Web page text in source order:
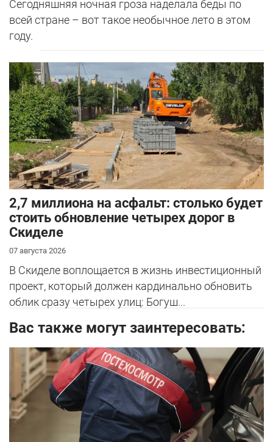
Сегодняшняя ночная гроза наделала беды по
всей стране – вот такое необычное лето в этом
году.
2,7 миллиона на асфальт: столько будет
стоить обновление четырех дорог в
Скиделе
07 августа 2026
В Скиделе воплощается в жизнь инвестиционный
проект, который должен кардинально обновить
облик сразу четырех улиц: Богуш...
Вас также могут заинтересовать: